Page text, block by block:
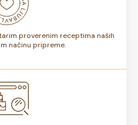
proverenim receptima naših
načinu pripreme.